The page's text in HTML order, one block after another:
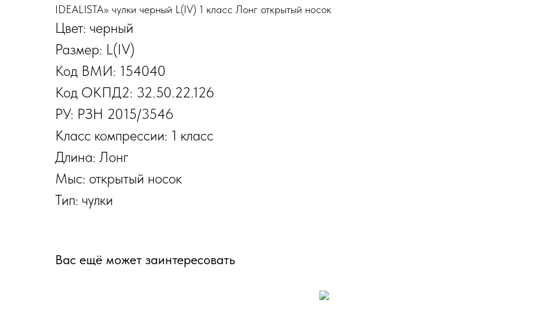
IDEALISTA» чулки черный L(IV) 1 класс Лонг открытый носок
Цвет: черный
Размер: L(IV)
Код ВМИ: 154040
Код ОКПД2: 32.50.22.126
РУ: РЗН 2015/3546
Класс компрессии: 1 класс
Длина: Лонг
Мыс: открытый носок
Тип: чулки
Вас ещё может заинтересовать